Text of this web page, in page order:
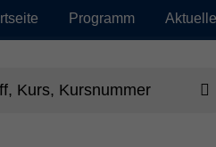
Programm